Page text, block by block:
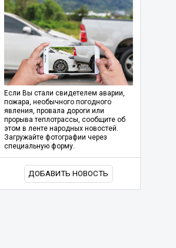
Если Вы стали свидетелем аварии,
пожара, необычного погодного
явления, провала дороги или
прорыва теплотрассы, сообщите об
этом в ленте народных новостей.
Загружайте фотографии через
специальную форму.
ДОБАВИТЬ НОВОСТЬ